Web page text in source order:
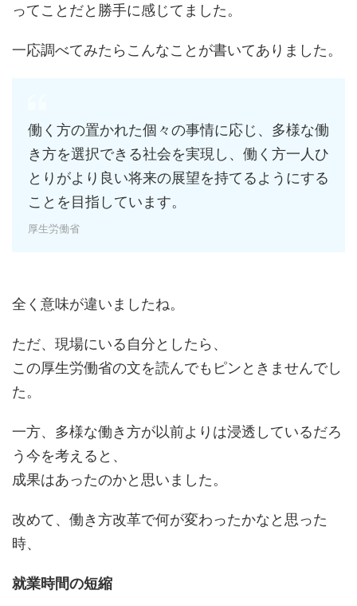
ってことだと勝手に感じてました。
一応調べてみたらこんなことが書いてありました。
働く方の置かれた個々の事情に応じ、多様な働
き方を選択できる社会を実現し、働く方一人ひ
とりがより良い将来の展望を持てるようにする
ことを目指しています。
厚生労働省
全く意味が違いましたね。
ただ、現場にいる自分としたら、
この厚生労働省の文を読んでもピンときませんでし
た。
一方、多様な働き方が以前よりは浸透しているだろ
う今を考えると、
成果はあったのかと思いました。
改めて、働き方改革で何が変わったかなと思った
時、
就業時間の短縮